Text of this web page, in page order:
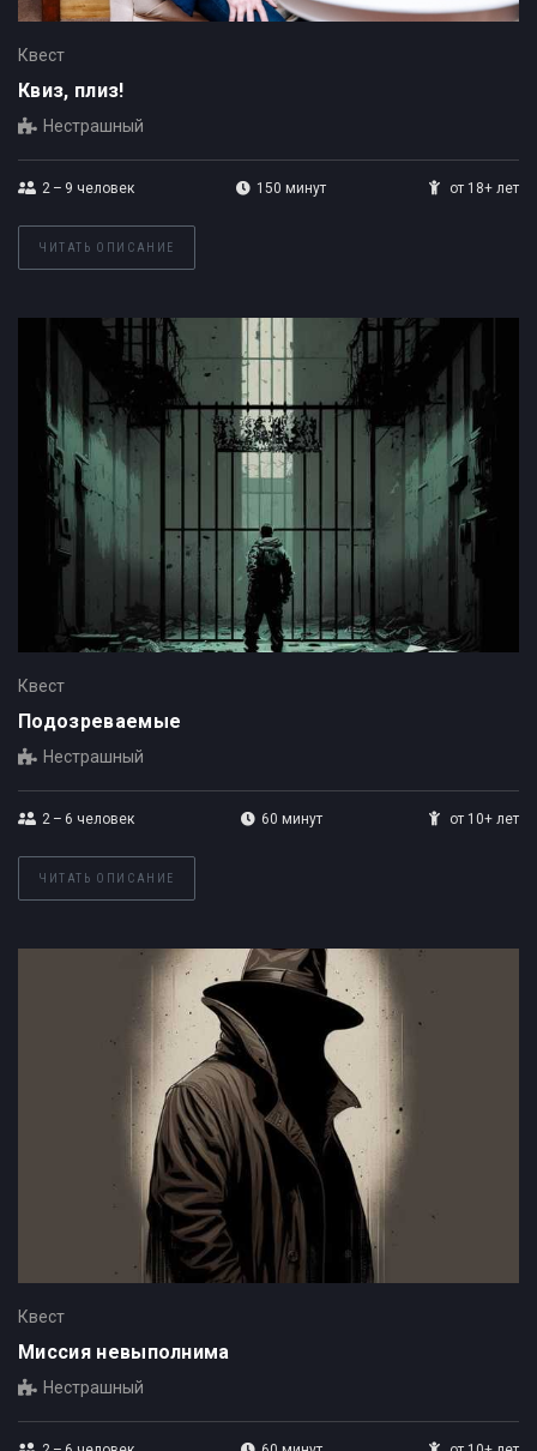
Квест
Квиз, плиз!
Нестрашный
2 – 9 человек 150 минут от 18+ лет
ЧИТАТЬ ОПИСАНИЕ
Квест
Подозреваемые
Нестрашный
2 – 6 человек 60 минут от 10+ лет
ЧИТАТЬ ОПИСАНИЕ
Квест
Миссия невыполнима
Нестрашный